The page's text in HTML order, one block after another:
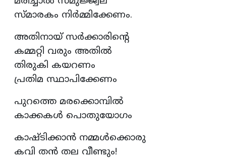
സ്മാരകം നിർമ്മിക്കേണം.
അതിനായ് സർക്കാരിന്റെ
കമ്മറ്റി വരും അതിൽ
തിരുകി കയറണം
പ്രതിമ സ്ഥാപിക്കേണം
പുറത്തെ മരക്കൊമ്പിൽ
കാക്കകൾ പൊതുയോഗം
കാഷ്ടിക്കാൻ നമ്മൾക്കൊരു
കവി തൻ തല വീണ്ടും!